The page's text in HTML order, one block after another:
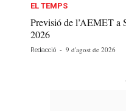
EL TEMPS
Previsió de l’AEMET a
2026
Redacció - 9 d'agost de 2026